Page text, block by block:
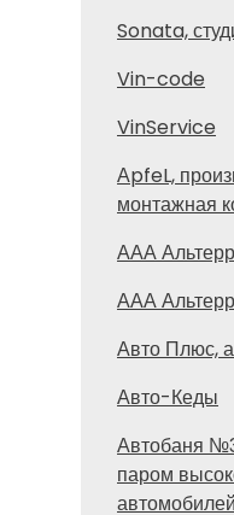
Sonata,
Vin-code
VinService
АpfeL,
монтажная
ААА
ААА
Авто Плюс,
Авто-Кеды
Автобаня
паром